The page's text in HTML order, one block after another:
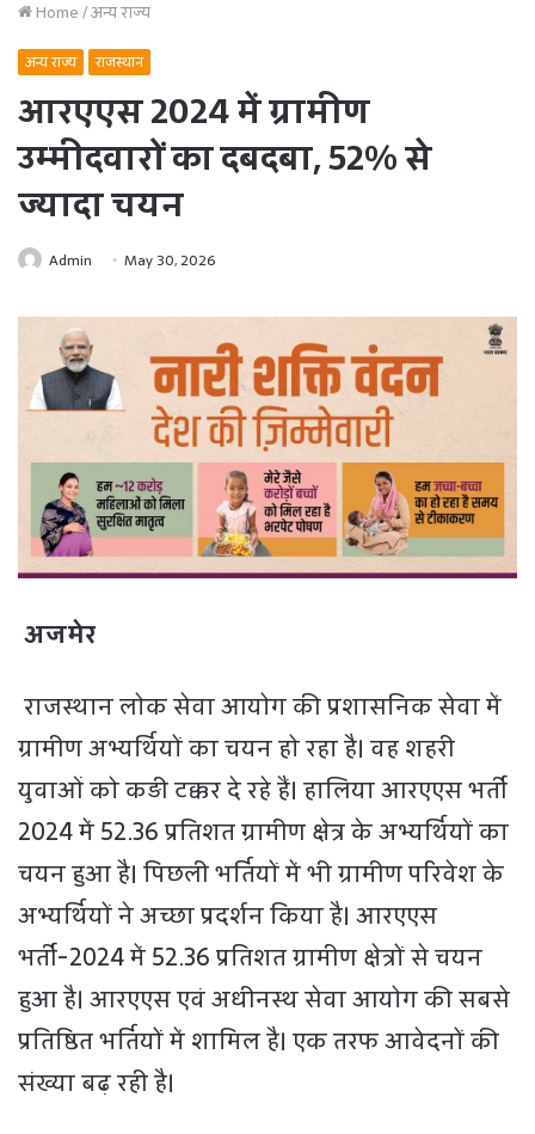
Home/अन्य राज्य
अन्य राज्य राजस्थान
आरएएस 2024 में ग्रामीण
उम्मीदवारों का दबदबा, 52% से
ज्यादा चयन
Admin May 30, 2026
अजमेर
राजस्थान लोक सेवा आयोग की प्रशासनिक सेवा में
ग्रामीण अभ्यर्थियों का चयन हो रहा है। वह शहरी
युवाओं को कड़ी टक्कर दे रहे हैं। हालिया आरएएस भर्ती
2024 में 52.36 प्रतिशत ग्रामीण क्षेत्र के अभ्यर्थियों का
चयन हुआ है। पिछली भर्तियों में भी ग्रामीण परिवेश के
अभ्यर्थियों ने अच्छा प्रदर्शन किया है। आरएएस
भर्ती-2024 में 52.36 प्रतिशत ग्रामीण क्षेत्रों से चयन
हुआ है। आरएएस एवं अधीनस्थ सेवा आयोग की सबसे
प्रतिष्ठित भर्तियों में शामिल है। एक तरफ आवेदनों की
संख्या बढ़ रही है।